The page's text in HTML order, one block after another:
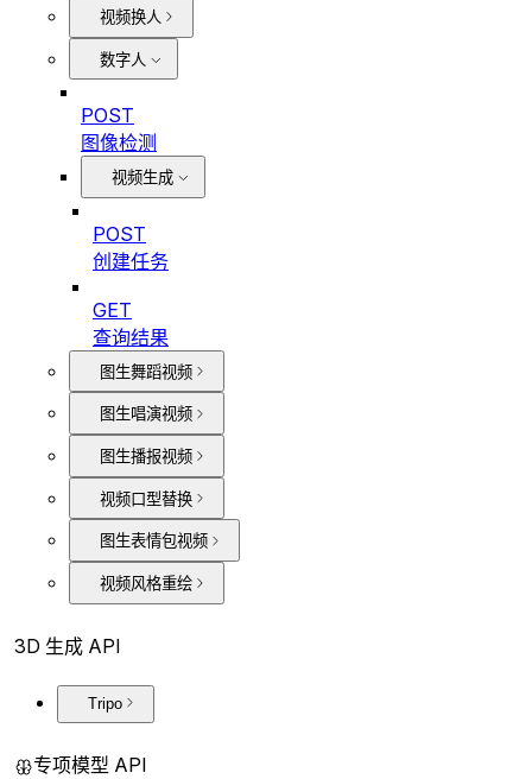
视频换人
数字人
POST
图像检测
视频生成
POST
创建任务
GET
查询结果
图生舞蹈视频
图生唱演视频
图生播报视频
视频口型替换
图生表情包视频
视频风格重绘
3D 生成 API
Tripo
专项模型 API